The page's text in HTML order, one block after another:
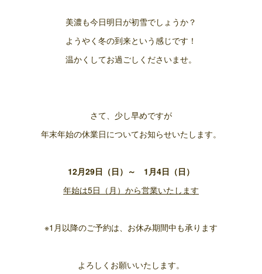
美濃も今日明日が初雪でしょうか？
ようやく冬の到来という感じです！
温かくしてお過ごしくださいませ。
さて、少し早めですが
年末年始の休業日についてお知らせいたします。
12月29日（日）～ 1月4日（日）
年始は5日（月）から営業いたします
※1月以降のご予約は、お休み期間中も承ります
よろしくお願いいたします。